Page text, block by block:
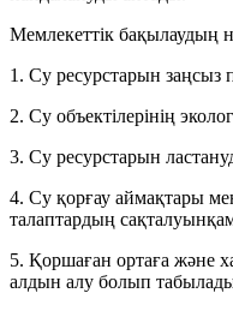
Мемлекеттік бақылаудың
1. Су ресурстарын заңсыз
2. Су объектілерінің
3. Су ресурстарын
4. Су қорғау аймақтары
талаптардың
5. Қоршаған ортаға және
алдын алу болып